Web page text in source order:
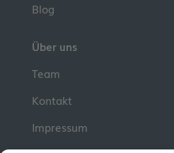
Blog
Über uns
Team
Kontakt
Impressum